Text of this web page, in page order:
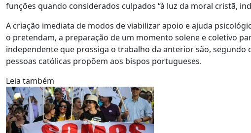
funções quando considerados culpados “à luz da moral cristã,
A criação imediata de modos de viabilizar apoio e ajuda
o pretendam, a preparação de um momento solene e coletivo
independente que prossiga o trabalho da anterior são,
pessoas católicas propõem aos bispos portugueses.
Leia também